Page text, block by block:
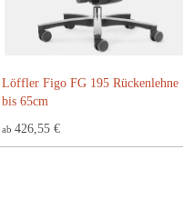
Löffler Figo FG 195 Rückenlehne
bis 65cm
ab 426,55 €